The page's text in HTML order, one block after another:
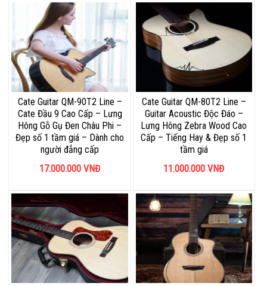
Cate Guitar QM-90T2 Line –
Cate Đầu 9 Cao Cấp – Lưng
Hông Gỗ Gụ Đen Châu Phi –
Đẹp số 1 tầm giá – Dành cho
người đẳng cấp
17.000.000 VNĐ
Cate Guitar QM-80T2 Line –
Guitar Acoustic Độc Đáo –
Lưng Hông Zebra Wood Cao
Cấp – Tiếng Hay & Đẹp số 1
tầm giá
11.000.000 VNĐ